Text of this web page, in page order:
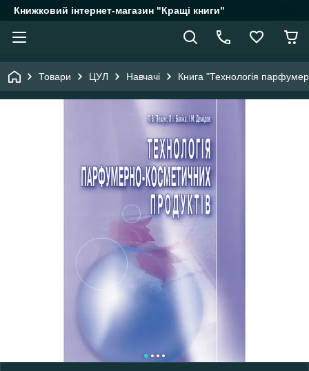
Книжковий інтернет-магазин "Кращі книги"
Товари ЦУЛ Навчачі Книга "Технологія